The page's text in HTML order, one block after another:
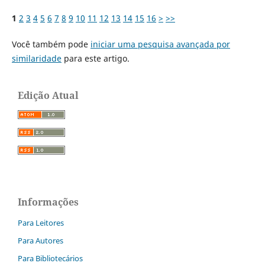
1 2 3 4 5 6 7 8 9 10 11 12 13 14 15 16 > >>
Você também pode iniciar uma pesquisa avançada por
similaridadepara este artigo.
Edição Atual
Informações
Para Leitores
Para Autores
Para Bibliotecários